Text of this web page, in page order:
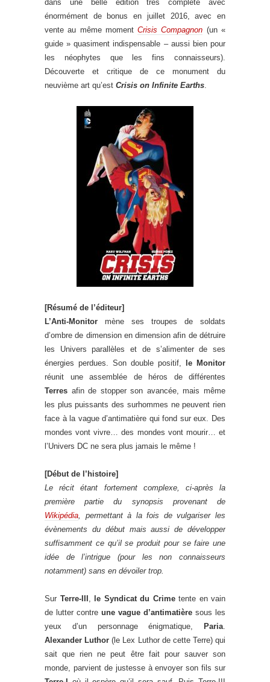
dans une belle édition très complète avec
énormément de bonus en juillet 2016, avec en
vente au même momentCrisis Compagnon (un «
guide » quasiment indispensable – aussi bien pour
les néophytes que les fins connaisseurs).
Découverte et critique de ce monument du
neuvième art qu’est Crisis on Infinite Earths.
[Résumé de l’éditeur]
L’Anti-Monitor mène ses troupes de soldats
d’ombre de dimension en dimension afin de détruire
les Univers parallèles et de s’alimenter de ses
énergies perdues. Son double positif,
le Monitor
réunit une assemblée de héros de différentes
Terres afin de stopper son avancée, mais même
les plus puissants des surhommes ne peuvent rien
face à la vague d’antimatière qui fond sur eux. Des
mondes vont vivre… des mondes vont mourir… et
l’Univers DC ne sera plus jamais le même !
[Début de l’histoire]
Le récit étant fortement complexe, ci-après la
première partie du synopsis provenant de
Wikipédia, permettant à la fois de vulgariser les
évènements du début mais aussi de développer
suffisamment ce qu’il se produit pour se faire une
idée de l’intrigue (pour les non connaisseurs
notamment) sans en dévoiler trop.
Sur Terre-III , le Syndicat du Crimetente en vain
de lutter contre une vague d’antimatière sous les
yeux d’un personnage énigmatique,
Paria.
Alexander Luthor (le Lex Luthor de cette Terre) qui
sait que rien ne peut être fait pour sauver son
monde, parvient de justesse à envoyer son fils sur